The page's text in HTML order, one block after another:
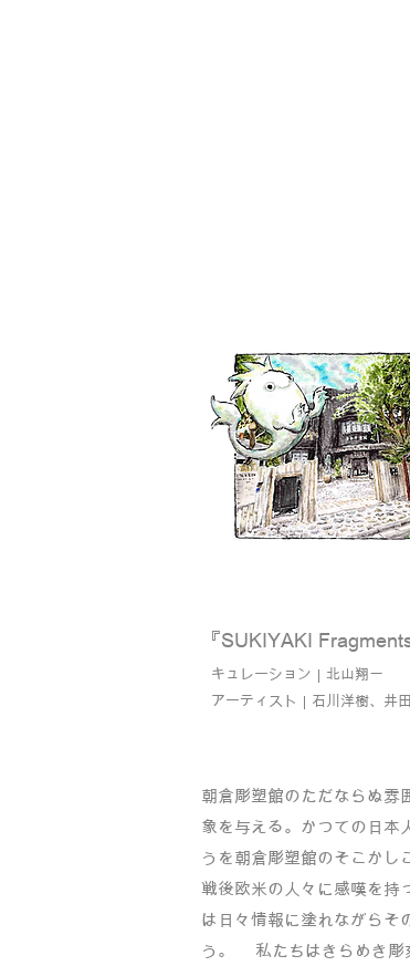
『SUKIYAKI Frag
朝倉彫塑館のただならぬ雰
象を与える。かつての日本
うを朝倉彫塑館のそこかし
戦後欧米の人々に感嘆を持
は日々情報に塗れながらそ
う。 私たちはきらめき彫
​​キュレーション｜北山翔一
アーティスト ｜石川洋樹、井田